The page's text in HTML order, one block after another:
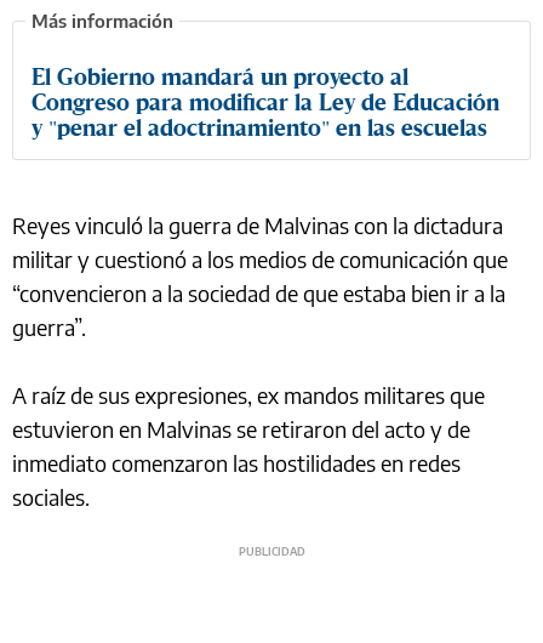
El Gobierno mandará un proyecto al
Congreso para modificar la Ley de Educación
y "penar el adoctrinamiento" en las escuelas
Reyes vinculó la guerra de Malvinas con la dictadura
militar y cuestionó a los medios de comunicación que
“convencieron a la sociedad de que estaba bien ir a la
guerra”.
A raíz de sus expresiones, ex mandos militares que
estuvieron en Malvinas se retiraron del acto y de
inmediato comenzaron las hostilidades en redes
sociales.